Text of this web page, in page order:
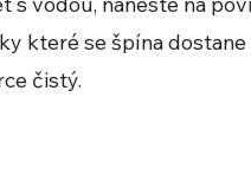
které se špína
čistý.